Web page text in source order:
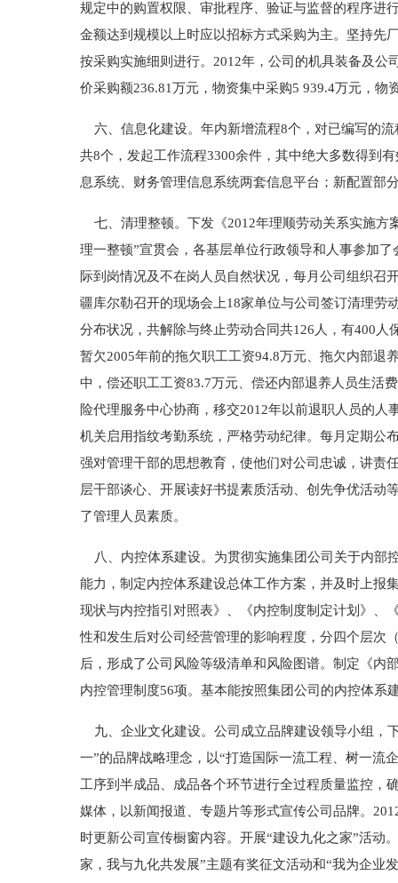
规定中的购置权限、审批程序、验证与监督的程序进
金额达到规模以上时应以招标方式采购为主。坚持先
按采购实施细则进行。2012年，公司的机具装备及公
价采购额236.81万元，物资集中采购5 939.4万元，
六、信息化建设。年内新增流程8个，对已编写的
共8个，发起工作流程3300余件，其中绝大多数得到
息系统、财务管理信息系统两套信息平台；新配置部
七、清理整顿。下发《2012年理顺劳动关系实施方
理一整顿”宣贯会，各基层单位行政领导和人事参加
际到岗情况及不在岗人员自然状况，每月公司组织召
疆库尔勒召开的现场会上18家单位与公司签订清理劳
分布状况，共解除与终止劳动合同共126人，有400
暂欠2005年前的拖欠职工工资94.8万元、拖欠内部退
中，偿还职工工资83.7万元、偿还内部退养人员生活
险代理服务中心协商，移交2012年以前退职人员的
机关启用指纹考勤系统，严格劳动纪律。每月定期公
强对管理干部的思想教育，使他们对公司忠诚，讲责
层干部谈心、开展读好书提素质活动、创先争优活动
了管理人员素质。
八、内控体系建设。为贯彻实施集团公司关于内部
能力，制定内控体系建设总体工作方案，并及时上报
现状与内控指引对照表》、《内控制度制定计划》、
性和发生后对公司经营管理的影响程度，分四个层次
后，形成了公司风险等级清单和风险图谱。制定《内
内控管理制度56项。基本能按照集团公司的内控体系
九、企业文化建设。公司成立品牌建设领导小组，
一”的品牌战略理念，以“打造国际一流工程、树一流
工序到半成品、成品各个环节进行全过程质量监控，
媒体，以新闻报道、专题片等形式宣传公司品牌。
时更新公司宣传橱窗内容。开展“建设九化之家”活动
家，我与九化共发展”主题有奖征文活动和“我为企业